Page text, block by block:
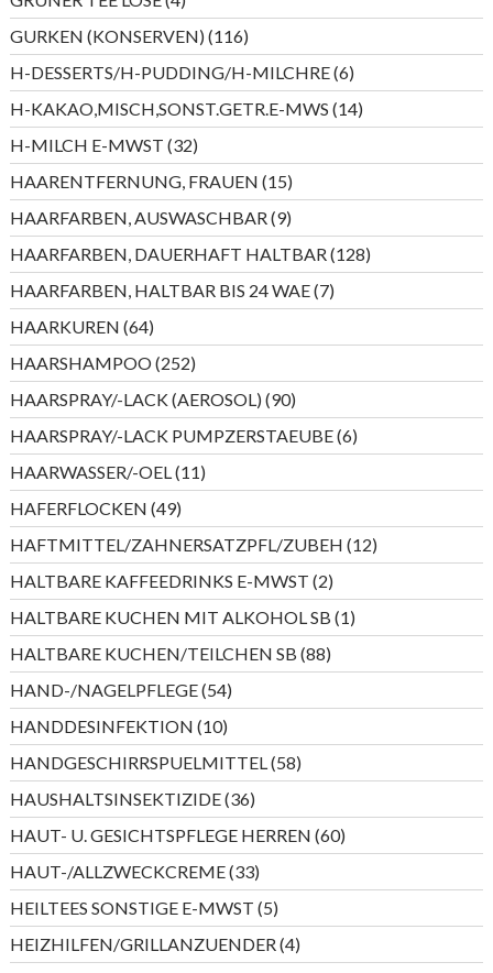
Produkte
GURKEN (KONSERVEN) 116116
Produkte
H-DESSERTS/H-PUDDING/H-MILCHRE 66
Produkte
H-KAKAO,MISCH,SONST.GETR.E-MWS 1414
Produkte
H-MILCH E-MWST 3232
Produkte
HAARENTFERNUNG, FRAUEN 1515
Produkte
HAARFARBEN, AUSWASCHBAR 99
Produkte
HAARFARBEN, DAUERHAFT HALTBAR 128128
Produkte
HAARFARBEN, HALTBAR BIS 24 WAE 77
Produkte
HAARKUREN 6464
Produkte
HAARSHAMPOO 252252
Produkte
HAARSPRAY/-LACK (AEROSOL) 9090
Produkte
HAARSPRAY/-LACK PUMPZERSTAEUBE 66
Produkte
HAARWASSER/-OEL 1111
Produkte
HAFERFLOCKEN 4949
Produkte
HAFTMITTEL/ZAHNERSATZPFL/ZUBEH 1212
Produkte
HALTBARE KAFFEEDRINKS E-MWST 22
Produkte
HALTBARE KUCHEN MIT ALKOHOL SB 11
Produkt
HALTBARE KUCHEN/TEILCHEN SB 8888
Produkte
HAND-/NAGELPFLEGE 5454
Produkte
HANDDESINFEKTION 1010
Produkte
HANDGESCHIRRSPUELMITTEL 5858
Produkte
HAUSHALTSINSEKTIZIDE 3636
Produkte
HAUT- U. GESICHTSPFLEGE HERREN 6060
Produkte
HAUT-/ALLZWECKCREME 3333
Produkte
HEILTEES SONSTIGE E-MWST 55
Produkte
HEIZHILFEN/GRILLANZUENDER 44
Produkte